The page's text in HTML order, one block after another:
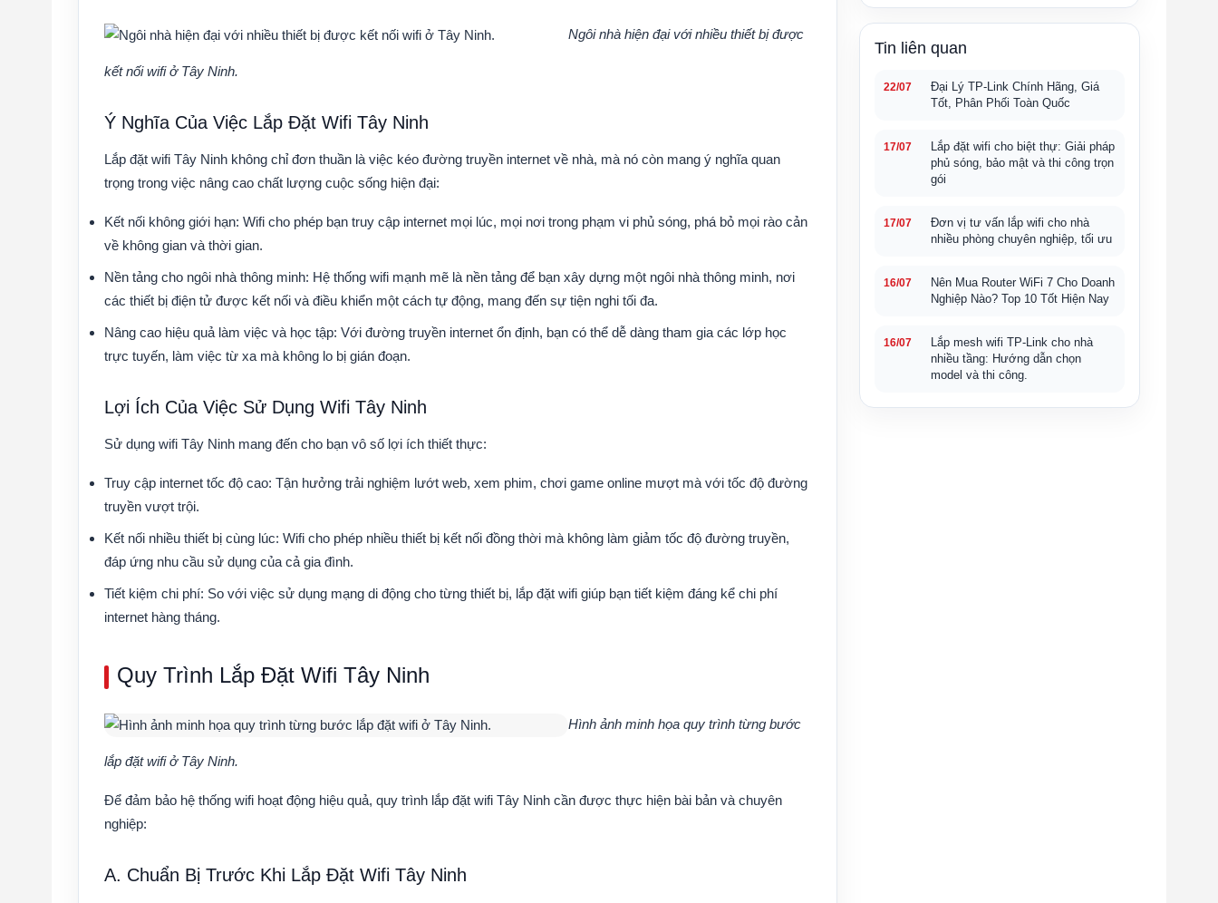
Ngôi nhà hiện đại với nhiều thiết bị được
kết nối wifi ở Tây Ninh.
Ý Nghĩa Của Việc Lắp Đặt Wifi Tây Ninh
Lắp đặt wifi Tây Ninh không chỉ đơn thuần là việc kéo đường truyền internet về nhà, mà nó còn mang ý nghĩa quan
trọng trong việc nâng cao chất lượng cuộc sống hiện đại:
Kết nối không giới hạn: Wifi cho phép bạn truy cập internet mọi lúc, mọi nơi trong phạm vi phủ sóng, phá bỏ mọi rào cản
về không gian và thời gian.
Nền tảng cho ngôi nhà thông minh: Hệ thống wifi mạnh mẽ là nền tảng để bạn xây dựng một ngôi nhà thông minh, nơi
các thiết bị điện tử được kết nối và điều khiển một cách tự động, mang đến sự tiện nghi tối đa.
Nâng cao hiệu quả làm việc và học tập: Với đường truyền internet ổn định, bạn có thể dễ dàng tham gia các lớp học
trực tuyến, làm việc từ xa mà không lo bị gián đoạn.
Lợi Ích Của Việc Sử Dụng Wifi Tây Ninh
Sử dụng wifi Tây Ninh mang đến cho bạn vô số lợi ích thiết thực:
Truy cập internet tốc độ cao: Tận hưởng trải nghiệm lướt web, xem phim, chơi game online mượt mà với tốc độ đường
truyền vượt trội.
Kết nối nhiều thiết bị cùng lúc: Wifi cho phép nhiều thiết bị kết nối đồng thời mà không làm giảm tốc độ đường truyền,
đáp ứng nhu cầu sử dụng của cả gia đình.
Tiết kiệm chi phí: So với việc sử dụng mạng di động cho từng thiết bị, lắp đặt wifi giúp bạn tiết kiệm đáng kể chi phí
internet hàng tháng.
Quy Trình Lắp Đặt Wifi Tây Ninh
Hình ảnh minh họa quy trình từng bước
lắp đặt wifi ở Tây Ninh.
Để đảm bảo hệ thống wifi hoạt động hiệu quả, quy trình lắp đặt wifi Tây Ninh cần được thực hiện bài bản và chuyên
nghiệp:
A. Chuẩn Bị Trước Khi Lắp Đặt Wifi Tây Ninh
Tin liên quan
22/07
Đại Lý TP-Link Chính Hãng, Giá
Tốt, Phân Phối Toàn Quốc
17/07
Lắp đặt wifi cho biệt thự: Giải pháp
phủ sóng, bảo mật và thi công trọn
gói
17/07
Đơn vị tư vấn lắp wifi cho nhà
nhiều phòng chuyên nghiệp, tối ưu
16/07
Nên Mua Router WiFi 7 Cho Doanh
Nghiệp Nào? Top 10 Tốt Hiện Nay
16/07
Lắp mesh wifi TP-Link cho nhà
nhiều tầng: Hướng dẫn chọn
model và thi công.